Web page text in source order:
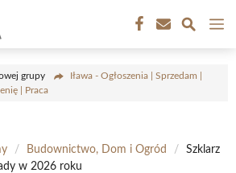
grupy
Iława - Ogłoszenia | Sprzedam |
| Praca
/ Budownictwo, Dom i Ogród /
Szklarz
w 2026 roku